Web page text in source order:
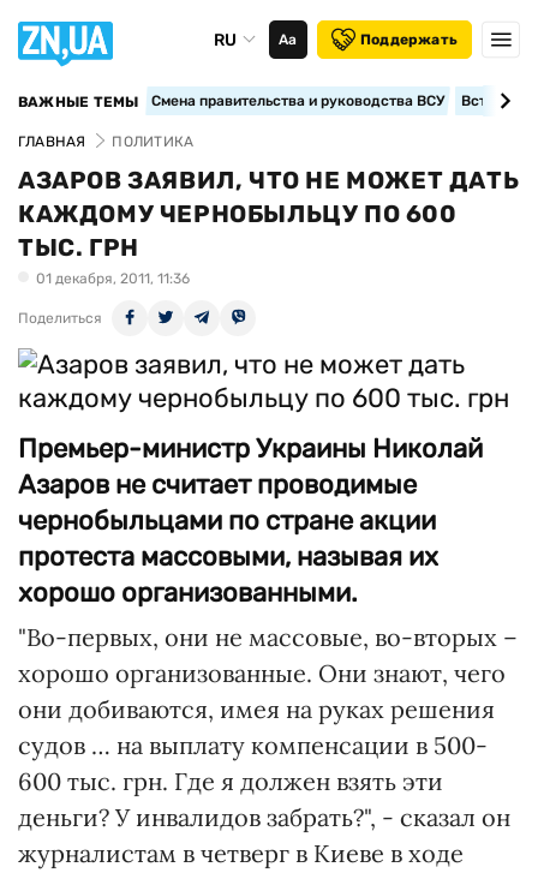
RU Аа Поддержать
ВАЖНЫЕ ТЕМЫ Смена правительства и руководства ВСУ
ГЛАВНАЯ ПОЛИТИКА
АЗАРОВ ЗАЯВИЛ, ЧТО НЕ МОЖЕТ ДАТЬ
КАЖДОМУ ЧЕРНОБЫЛЬЦУ ПО 600
ТЫС. ГРН
01 декабря, 2011, 11:36
Поделиться
Премьер-министр Украины Николай
Азаров не считает проводимые
чернобыльцами по стране акции
протеста массовыми, называя их
хорошо организованными.
"Во-первых, они не массовые, во-вторых –
хорошо организованные. Они знают, чего
они добиваются, имея на руках решения
судов … на выплату компенсации в 500-
600 тыс. грн. Где я должен взять эти
деньги? У инвалидов забрать?", - сказал он
журналистам в четверг в Киеве в ходе